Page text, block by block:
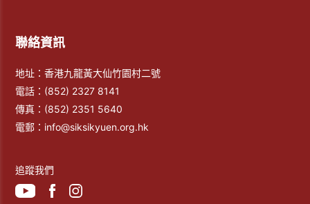
聯絡資訊
地址：香港九龍黃大仙竹園村二號
電話： (852) 2327 8141
傳真： (852) 2351 5640
電郵： info@siksikyuen.org.hk
追蹤我們